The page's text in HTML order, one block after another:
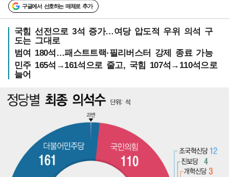
구글에서 선호하는 매체로 추가
국힘 선전으로 3석 증가…여당 압도적 우위 의석 구
도는 그대로
범여 180석…패스트트랙·필리버스터 강제 종료 가능
민주 165석→161석으로 줄고, 국힘 107석→110석으로
늘어